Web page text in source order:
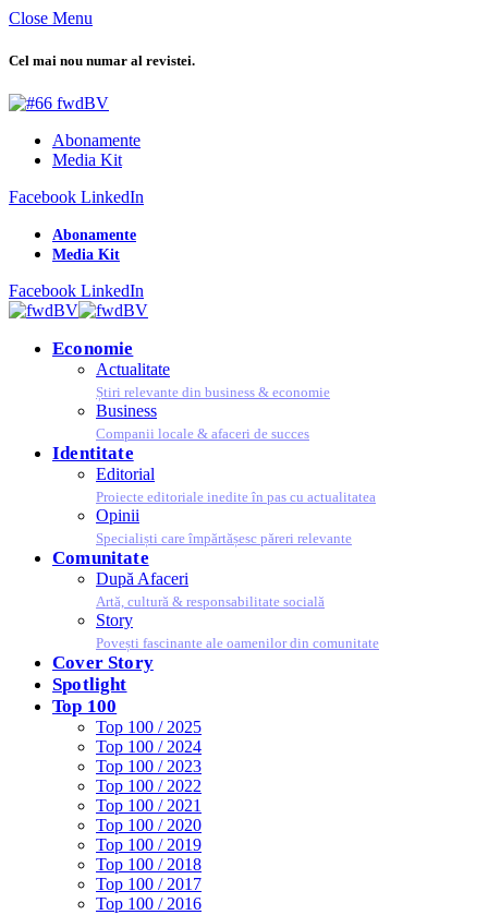
Close Menu
Cel mai nou numar al revistei.
Abonamente
Media Kit
Facebook LinkedIn
Abonamente
Media Kit
Facebook LinkedIn
Economie
Actualitate
Știri relevante din business & economie
Business
Companii locale & afaceri de succes
Identitate
Editorial
Proiecte editoriale inedite în pas cu actualitatea
Opinii
Specialiști care împărtășesc păreri relevante
Comunitate
După Afaceri
Artă, cultură & responsabilitate socială
Story
Povești fascinante ale oamenilor din comunitate
Cover Story
Spotlight
Top 100
Top 100 / 2025
Top 100 / 2024
Top 100 / 2023
Top 100 / 2022
Top 100 / 2021
Top 100 / 2020
Top 100 / 2019
Top 100 / 2018
Top 100 / 2017
Top 100 / 2016